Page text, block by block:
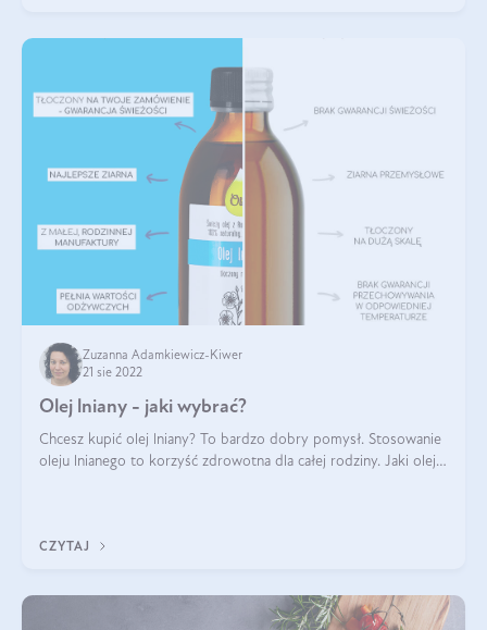
Zuzanna Adamkiewicz-Kiwer
21 sie 2022
Olej lniany - jaki wybrać?
Chcesz kupić olej lniany? To bardzo dobry pomysł. Stosowanie
oleju lnianego to korzyść zdrowotna dla całej rodziny. Jaki olej
CZYTAJ